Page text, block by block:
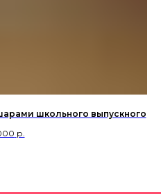
школьного выпускного
р.